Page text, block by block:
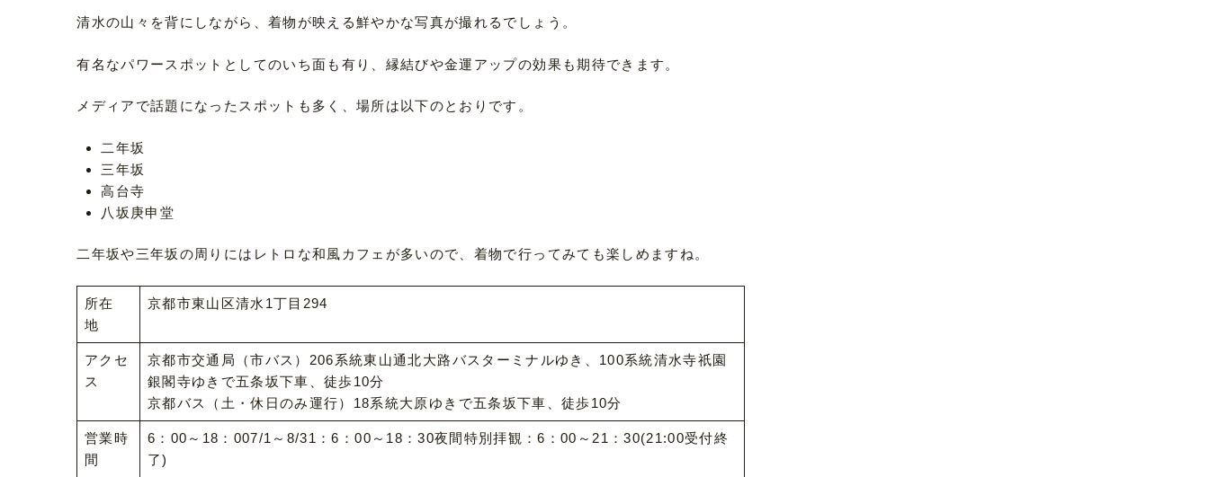
清水の山々を背にしながら、着物が映える鮮やかな写真が撮れるでしょう。
有名なパワースポットとしてのいち面も有り、縁結びや金運アップの効果も期待できます。
メディアで話題になったスポットも多く、場所は以下のとおりです。
二年坂
三年坂
高台寺
八坂庚申堂
二年坂や三年坂の周りにはレトロな和風カフェが多いので、着物で行ってみても楽しめますね。
所在
地
京都市東山区清水1丁目294
アクセ
ス
京都市交通局（市バス）206系統東山通北大路バスターミナルゆき、100系統清水寺祇園
銀閣寺ゆきで五条坂下車、徒歩10分
京都バス（土・休日のみ運行）18系統大原ゆきで五条坂下車、徒歩10分
営業時
間
6：00～18：007/1～8/31：6：00～18：30夜間特別拝観：6：00～21：30(21:00受付終
了)